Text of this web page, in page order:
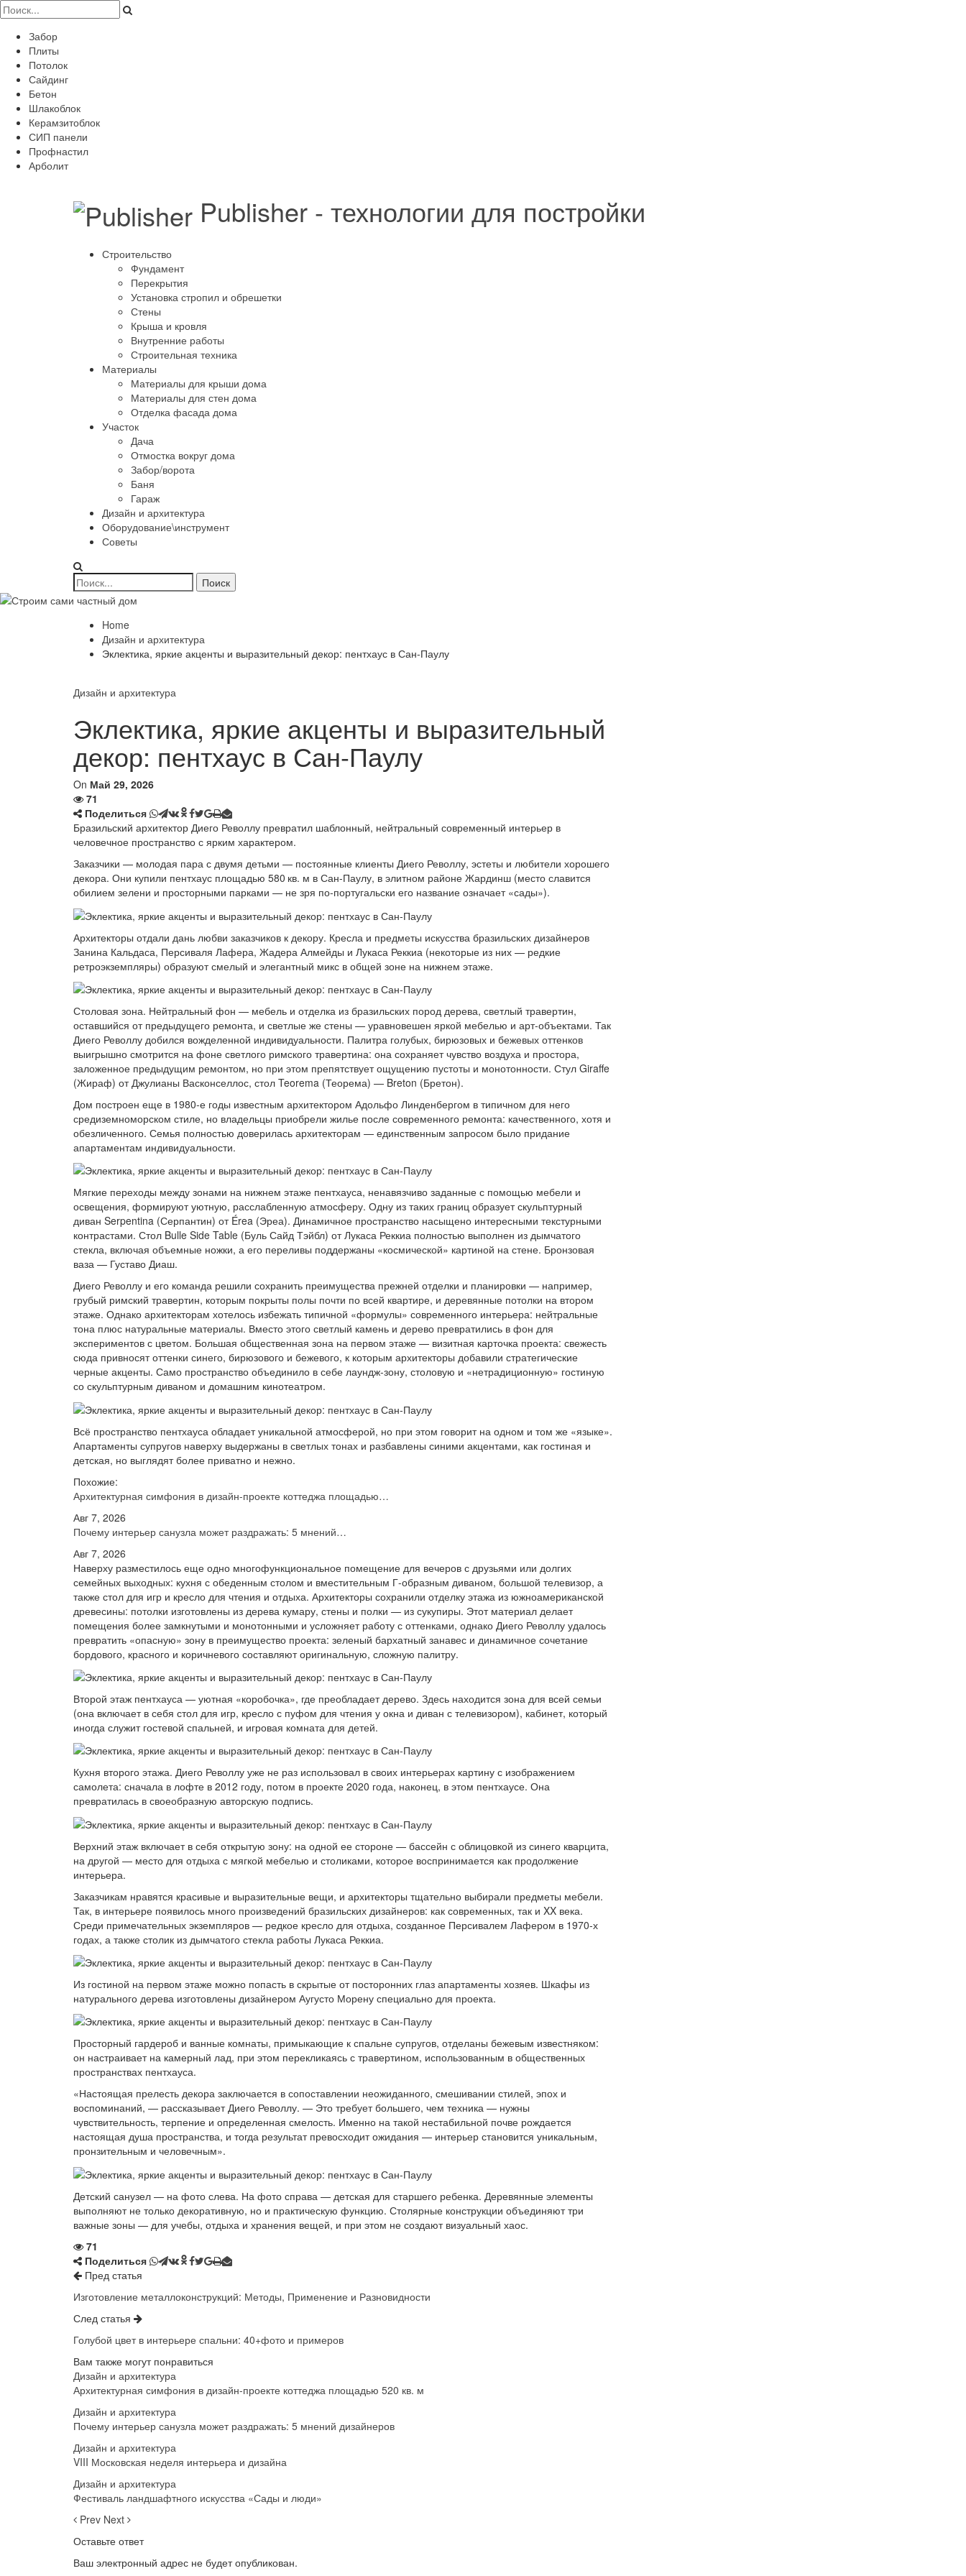
Забор
Плиты
Потолок
Сайдинг
Бетон
Шлакоблок
Керамзитоблок
СИП панели
Профнастил
Арболит
Publisher - технологии для постройки
Строительство
Фундамент
Перекрытия
Установка стропил и обрешетки
Стены
Крыша и кровля
Внутренние работы
Строительная техника
Материалы
Материалы для крыши дома
Материалы для стен дома
Отделка фасада дома
Участок
Дача
Отмостка вокруг дома
Забор/ворота
Баня
Гараж
Дизайн и архитектура
Оборудование\инструмент
Советы
Home
Дизайн и архитектура
Эклектика, яркие акценты и выразительный декор: пентхаус в Сан-Паулу
Дизайн и архитектура
Эклектика, яркие акценты и выразительный
декор: пентхаус в Сан-Паулу
On Май 29, 2026
71
Поделиться
Бразильский архитектор Диего Револлу превратил шаблонный, нейтральный современный интерьер в
человечное пространство с ярким характером.
Заказчики — молодая пара с двумя детьми — постоянные клиенты Диего Револлу, эстеты и любители хорошего
декора. Они купили пентхаус площадью 580 кв. м в Сан-Паулу, в элитном районе Жардинш (место славится
обилием зелени и просторными парками — не зря по‑португальски его название означает «сады»).
Архитекторы отдали дань любви заказчиков к декору. Кресла и предметы искусства бразильских дизайнеров
Занина Кальдаса, Персиваля Лафера, Жадера Алмейды и Лукаса Реккиа (некоторые из них — редкие
ретроэкземпляры) образуют смелый и элегантный микс в общей зоне на нижнем этаже.
Столовая зона. Нейтральный фон — мебель и отделка из бразильских пород дерева, светлый травертин,
оставшийся от предыдущего ремонта, и светлые же стены — уравновешен яркой мебелью и арт-объектами. Так
Диего Револлу добился вожделенной индивидуальности. Палитра голубых, бирюзовых и бежевых оттенков
выигрышно смотрится на фоне светлого римского травертина: она сохраняет чувство воздуха и простора,
заложенное предыдущим ремонтом, но при этом препятствует ощущению пустоты и монотонности. Стул Giraffe
(Жираф) от Джулианы Васконселлос, стол Teorema (Теорема) — Breton (Бретон).
Дом построен еще в 1980‑е годы известным архитектором Адольфо Линденбергом в типичном для него
средиземноморском стиле, но владельцы приобрели жилье после современного ремонта: качественного, хотя и
обезличенного. Семья полностью доверилась архитекторам — единственным запросом было придание
апартаментам индивидуальности.
Мягкие переходы между зонами на нижнем этаже пентхауса, ненавязчиво заданные с помощью мебели и
освещения, формируют уютную, расслабленную атмосферу. Одну из таких границ образует скульптурный
диван Serpentina (Серпантин) от Érea (Эреа). Динамичное пространство насыщено интересными текстурными
контрастами. Стол Bulle Side Table (Буль Сайд Тэйбл) от Лукаса Реккиа полностью выполнен из дымчатого
стекла, включая объемные ножки, а его переливы поддержаны «космической» картиной на стене. Бронзовая
ваза — Густаво Диаш.
Диего Револлу и его команда решили сохранить преимущества прежней отделки и планировки — например,
грубый римский травертин, которым покрыты полы почти по всей квартире, и деревянные потолки на втором
этаже. Однако архитекторам хотелось избежать типичной «формулы» современного интерьера: нейтральные
тона плюс натуральные материалы. Вместо этого светлый камень и дерево превратились в фон для
экспериментов с цветом. Большая общественная зона на первом этаже — визитная карточка проекта: свежесть
сюда привносят оттенки синего, бирюзового и бежевого, к которым архитекторы добавили стратегические
черные акценты. Само пространство объединило в себе лаундж-зону, столовую и «нетрадиционную» гостиную
со скульптурным диваном и домашним кинотеатром.
Всё пространство пентхауса обладает уникальной атмосферой, но при этом говорит на одном и том же «языке».
Апартаменты супругов наверху выдержаны в светлых тонах и разбавлены синими акцентами, как гостиная и
детская, но выглядят более приватно и нежно.
Похожие:
Архитектурная симфония в дизайн-проекте коттеджа площадью…
Авг 7, 2026
Почему интерьер санузла может раздражать: 5 мнений…
Авг 7, 2026
Наверху разместилось еще одно многофункциональное помещение для вечеров с друзьями или долгих
семейных выходных: кухня с обеденным столом и вместительным Г-образным диваном, большой телевизор, а
также стол для игр и кресло для чтения и отдыха. Архитекторы сохранили отделку этажа из южноамериканской
древесины: потолки изготовлены из дерева кумару, стены и полки — из сукупиры. Этот материал делает
помещения более замкнутыми и монотонными и усложняет работу с оттенками, однако Диего Револлу удалось
превратить «опасную» зону в преимущество проекта: зеленый бархатный занавес и динамичное сочетание
бордового, красного и коричневого составляют оригинальную, сложную палитру.
Второй этаж пентхауса — уютная «коробочка», где преобладает дерево. Здесь находится зона для всей семьи
(она включает в себя стол для игр, кресло с пуфом для чтения у окна и диван с телевизором), кабинет, который
иногда служит гостевой спальней, и игровая комната для детей.
Кухня второго этажа. Диего Револлу уже не раз использовал в своих интерьерах картину с изображением
самолета: сначала в лофте в 2012 году, потом в проекте 2020 года, наконец, в этом пентхаусе. Она
превратилась в своеобразную авторскую подпись.
Верхний этаж включает в себя открытую зону: на одной ее стороне — бассейн с облицовкой из синего кварцита,
на другой — место для отдыха с мягкой мебелью и столиками, которое воспринимается как продолжение
интерьера.
Заказчикам нравятся красивые и выразительные вещи, и архитекторы тщательно выбирали предметы мебели.
Так, в интерьере появилось много произведений бразильских дизайнеров: как современных, так и XX века.
Среди примечательных экземпляров — редкое кресло для отдыха, созданное Персивалем Лафером в 1970‑х
годах, а также столик из дымчатого стекла работы Лукаса Реккиа.
Из гостиной на первом этаже можно попасть в скрытые от посторонних глаз апартаменты хозяев. Шкафы из
натурального дерева изготовлены дизайнером Аугусто Морену специально для проекта.
Просторный гардероб и ванные комнаты, примыкающие к спальне супругов, отделаны бежевым известняком:
он настраивает на камерный лад, при этом перекликаясь с травертином, использованным в общественных
пространствах пентхауса.
«Настоящая прелесть декора заключается в сопоставлении неожиданного, смешивании стилей, эпох и
воспоминаний, — рассказывает Диего Револлу. — Это требует большего, чем техника — нужны
чувствительность, терпение и определенная смелость. Именно на такой нестабильной почве рождается
настоящая душа пространства, и тогда результат превосходит ожидания — интерьер становится уникальным,
пронзительным и человечным».
Детский санузел — на фото слева. На фото справа — детская для старшего ребенка. Деревянные элементы
выполняют не только декоративную, но и практическую функцию. Столярные конструкции объединяют три
важные зоны — для учебы, отдыха и хранения вещей, и при этом не создают визуальный хаос.
71
Поделиться
Пред статья
Изготовление металлоконструкций: Методы, Применение и Разновидности
След статья
Голубой цвет в интерьере спальни: 40+фото и примеров
Вам также могут понравиться
Дизайн и архитектура
Архитектурная симфония в дизайн-проекте коттеджа площадью 520 кв. м
Дизайн и архитектура
Почему интерьер санузла может раздражать: 5 мнений дизайнеров
Дизайн и архитектура
VIII Московская неделя интерьера и дизайна
Дизайн и архитектура
Фестиваль ландшафтного искусства «Сады и люди»
Prev Next
Оставьте ответ
Ваш электронный адрес не будет опубликован.